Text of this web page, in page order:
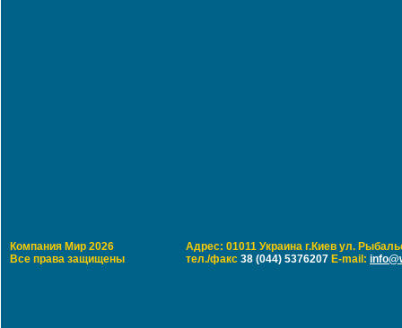
Компания Мир 2026
Все права защищены
Адрес: 01011 Украина г.Киев ул.
тел./факс 38 (044) 5376207 E-mail: